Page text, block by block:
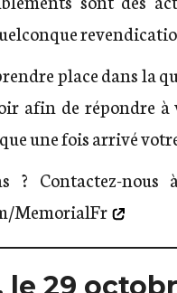
place dans la
afin de répondre
une fois arrivé
? Contactez-nous à
MemorialFr